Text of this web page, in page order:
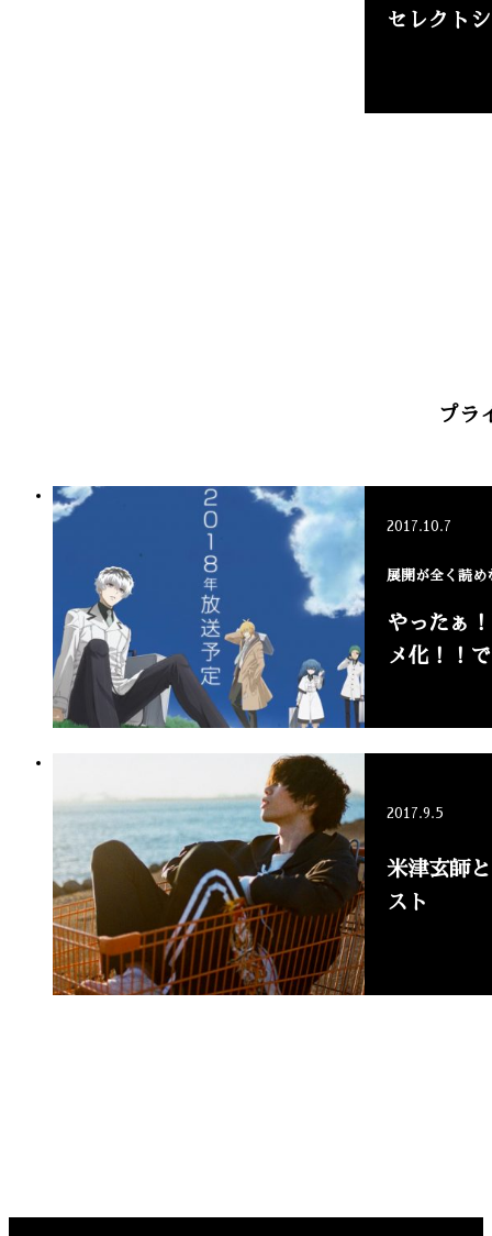
セレクト
プラ
2017.10.7
展開が全く読め
やったぁ
メ化！！
2017.9.5
米津玄師
スト